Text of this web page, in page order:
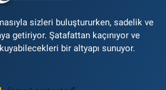
sizleri buluştururken, sadelik ve
getiriyor. Şatafattan kaçınıyor ve
bir altyapı sunuyor.